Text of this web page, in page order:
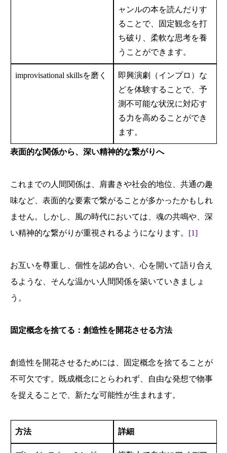
ャンルの本を読んだりす
ることで、固定観念を打
ち破り、柔軟な思考を養
うことができます。
improvisational skillsを磨く
即興演劇（インプロ）な
どを体験することで、予
測不可能な状況に対応す
る力を高めることができ
ます。
表面的な関係から、深い精神的な繋がりへ
これまでの人間関係は、肩書きや社会的地位、共通の趣
味など、表面的な要素で繋がることが多かったかもしれ
ません。しかし、風の時代においては、魂の共鳴や、深
い精神的な繋がりが重視されるようになります。 [1]
お互いを尊重し、個性を認め合い、心を開いて語り合え
るような、そんな温かい人間関係を築いていきましょ
う。
固定概念を捨てる：創造性を開花させる方法
創造性を開花させるためには、固定概念を捨てることが
不可欠です。既成概念にとらわれず、自由な発想で物事
を捉えることで、新たな可能性が生まれます。
方法 詳細